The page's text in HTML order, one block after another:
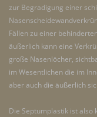
zur Begradigung einer
Fällen zu einer
äußerlich kann eine
große Nasenlöcher,
im Wesentlichen die im
aber auch die äußerlich
Die Septumplastik ist